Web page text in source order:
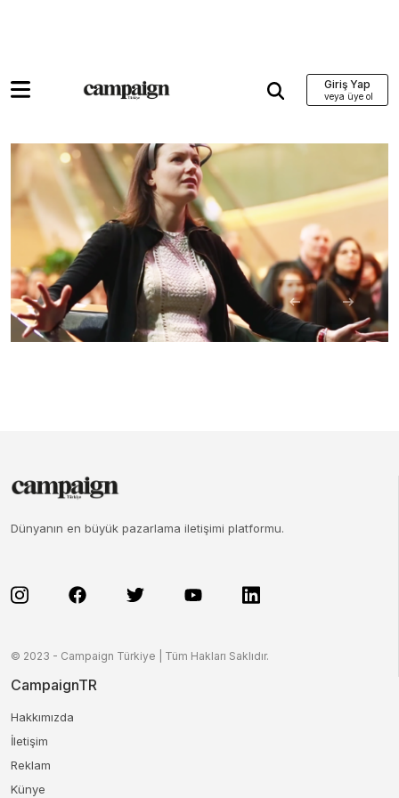
Giriş Yap
Dünyanın en büyük pazarlama iletişimi platformu.
© 2023 - Campaign Türkiye | Tüm Hakları Saklıdır.
CampaignTR
Hakkımızda
İletişim
Reklam
Künye